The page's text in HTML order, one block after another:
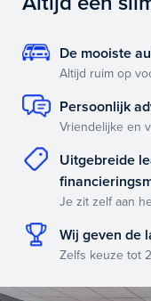
De mooiste
Altijd ruim op
Persoonlijk
Vriendelijke en
Uitgebreide
Je zit zelf aan
Wij geven de
Zelfs keuze tot